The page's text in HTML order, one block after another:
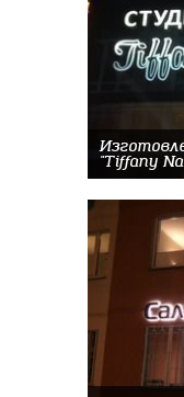
"Tiffany